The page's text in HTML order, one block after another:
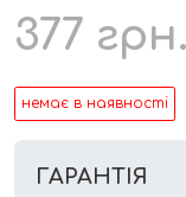
377 грн.
немає в наявності
ГАРАНТІЯ